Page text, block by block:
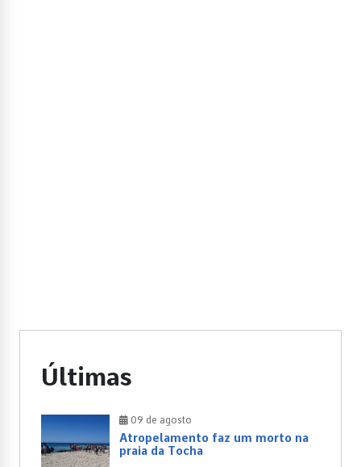
Últimas
09 de agosto
Atropelamento faz um morto na
praia da Tocha